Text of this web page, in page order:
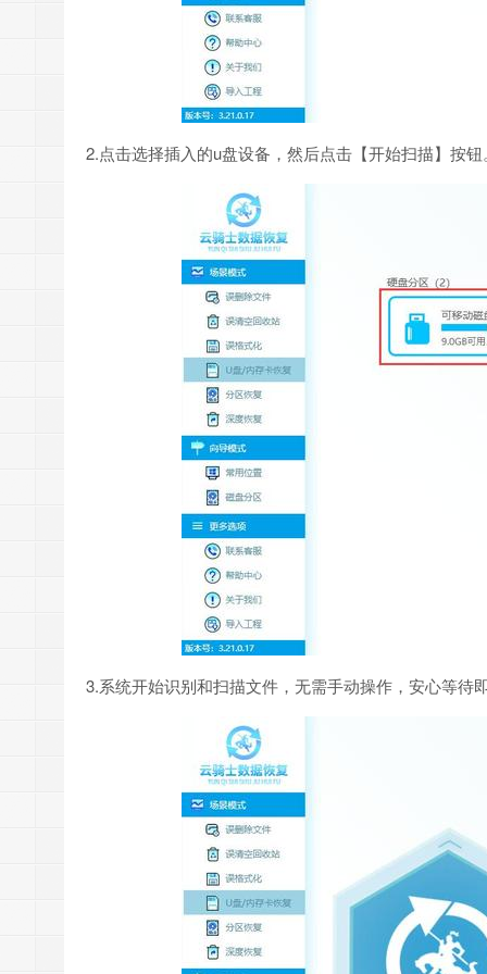
2.点击选择插入的u盘设备，然后点击【开始扫描】按钮
3.系统开始识别和扫描文件，无需手动操作，安心等待